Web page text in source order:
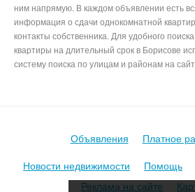
ним напрямую. В каждом объявлении есть
информация о сдачи однокомнатной
контакты собственника. Для удобного
квартиры на длительный срок в Борисове
систему поиска по улицам и районам на
Объявления
Платное
Новости недвижимости
Помощь
Реклама на сайте